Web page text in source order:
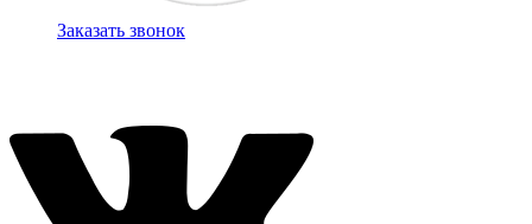
Заказать звонок